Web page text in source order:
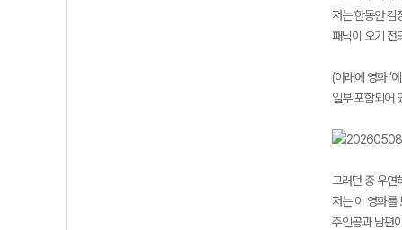
저는 한동안 감
패닉이 오기 전
(아래에 영화 ’
일부 포함되어
그러던 중 우연
저는 이 영화를
주인공과 남편